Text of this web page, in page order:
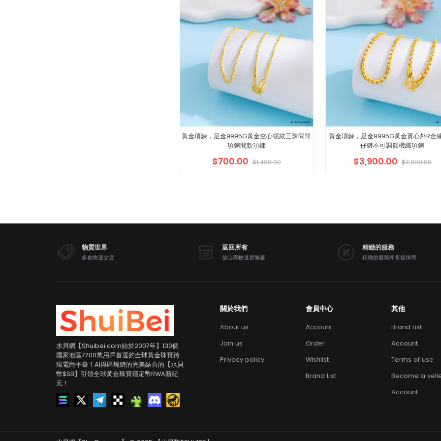
黃金項鍊，足金9995G黃金空心螺紋三珠間筒
項鍊間款項鍊
$700.00 $1,400.00
黃金項鍊，足金9995G黃金實心外R合
仔鏈不可調節機織項鍊
$3,900.00 $7,000.00
物質世界
多倉快速交貨
返回所有
放心購物退貨無憂
精緻的服務
精緻的服務和售後保障
水貝網【Shuibei.com始於2007年】130個
國家地區7700萬用戶首選的全球黃金珠寶跨
境電商平臺！AI與區塊鏈的完美結合的【水貝
幣$SB】引領全球黃金珠寶穩定幣RWA新紀
元！
關於我們
About us
Join us
Privacy policy
會員中心
Account
Order
Wishlist
Brand List
其他
Brand List
Account
Terms of use
Become a
Account